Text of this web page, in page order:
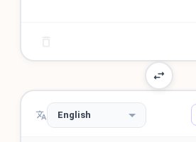
English